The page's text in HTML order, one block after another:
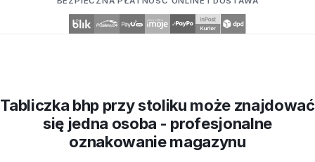
Tabliczka bhp przy stoliku może znajdować
się jedna osoba - profesjonalne
oznakowanie magazynu